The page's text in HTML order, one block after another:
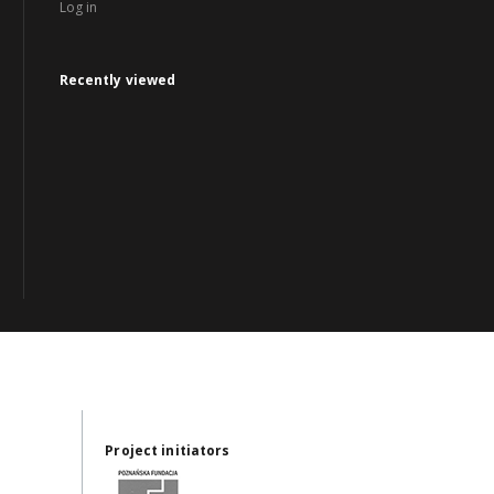
Log in
Recently viewed
Project initiators